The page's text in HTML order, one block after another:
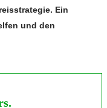
Ein
und den